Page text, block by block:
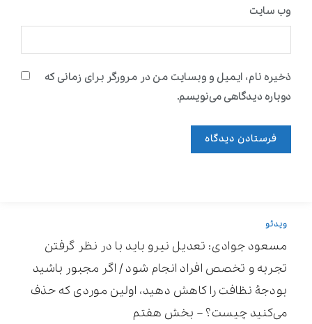
وب‌ سایت
ذخیره نام، ایمیل و وبسایت من در مرورگر برای زمانی که
دوباره دیدگاهی می‌نویسم.
ویدئو
مسعود جوادی: تعدیل نیرو باید با در نظر گرفتن
تجربه و تخصص افراد انجام شود / اگر مجبور باشید
بودجۀ نظافت را کاهش دهید، اولین موردی که حذف
می‌کنید چیست؟ – بخش هفتم